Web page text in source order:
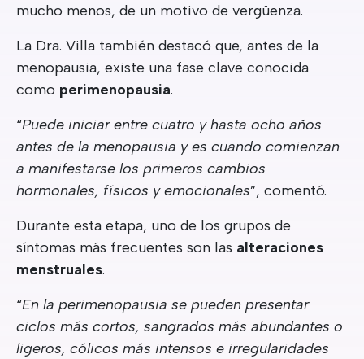
mucho menos, de un motivo de vergüenza.
La Dra. Villa también destacó que, antes de la
menopausia, existe una fase clave conocida
como perimenopausia.
“Puede iniciar entre cuatro y hasta ocho años
antes de la menopausia y es cuando comienzan
a manifestarse los primeros cambios
hormonales, físicos y emocionales”, comentó.
Durante esta etapa, uno de los grupos de
síntomas más frecuentes son las alteraciones
menstruales.
“En la perimenopausia se pueden presentar
ciclos más cortos, sangrados más abundantes o
ligeros, cólicos más intensos e irregularidades